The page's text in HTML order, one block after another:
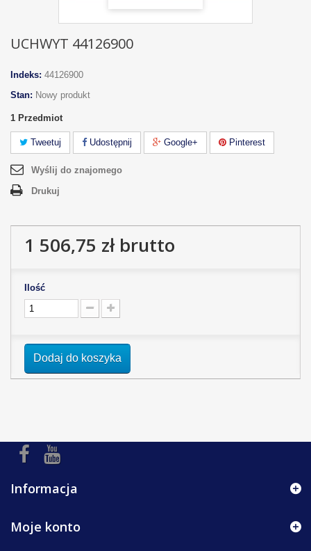
UCHWYT 44126900
Indeks: 44126900
Stan: Nowy produkt
1 Przedmiot
Tweetuj Udostępnij Google+ Pinterest
Wyślij do znajomego
Drukuj
1 506,75 złbrutto
Ilość
Dodaj do koszyka
Informacja
Moje konto